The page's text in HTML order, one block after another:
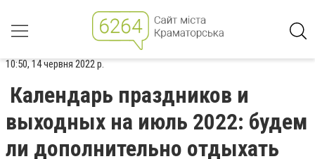
10:50, 14 червня 2022 р.
Календарь праздников и
выходных на июль 2022: будем
ли дополнительно отдыхать